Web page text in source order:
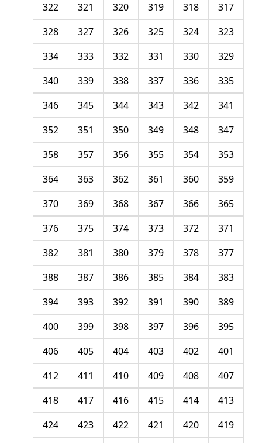
317
318
319
320
321
322
323
324
325
326
327
328
329
330
331
332
333
334
335
336
337
338
339
340
341
342
343
344
345
346
347
348
349
350
351
352
353
354
355
356
357
358
359
360
361
362
363
364
365
366
367
368
369
370
371
372
373
374
375
376
377
378
379
380
381
382
383
384
385
386
387
388
389
390
391
392
393
394
395
396
397
398
399
400
401
402
403
404
405
406
407
408
409
410
411
412
413
414
415
416
417
418
419
420
421
422
423
424